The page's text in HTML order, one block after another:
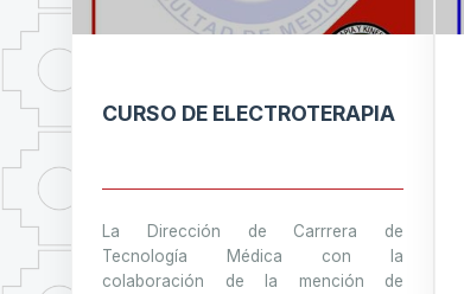
CURSO DE ELECTROTERAPIA
La Dirección de Carrrera de
Tecnología Médica con la
colaboración de la mención de